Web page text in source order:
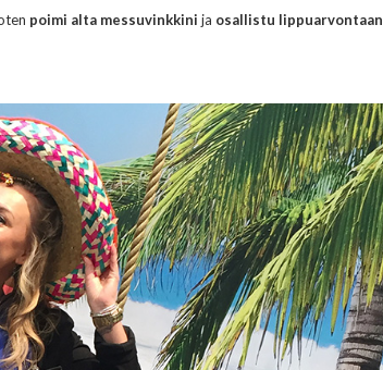
poimi alta messuvinkkini ja osallistu lippuarvontaan